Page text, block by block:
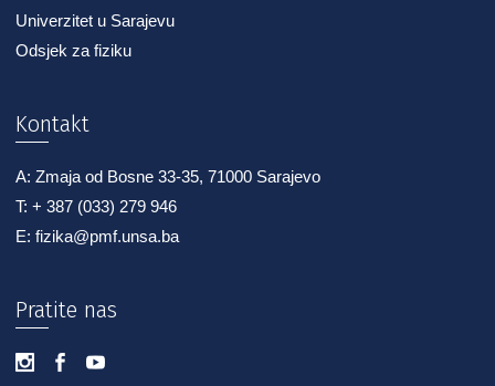
Univerzitet u Sarajevu
Odsjek za fiziku
Kontakt
A: Zmaja od Bosne 33-35, 71000 Sarajevo
T: + 387 (033) 279 946
E: fizika@pmf.unsa.ba
Pratite nas